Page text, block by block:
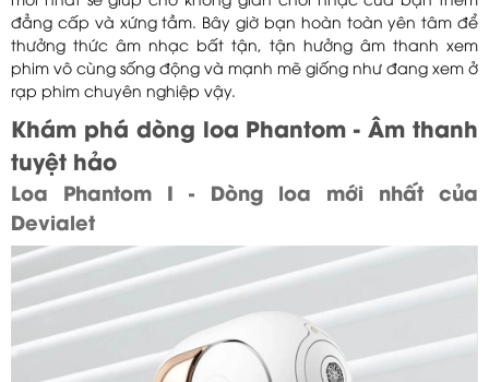
đẳng cấp và xứng tầm. Bây giờ bạn hoàn toàn yên tâm để
thưởng thức âm nhạc bất tận, tận hưởng âm thanh xem
phim vô cùng sống động và mạnh mẽ giống như đang xem ở
rạp phim chuyên nghiệp vậy.
Khám phá dòng loa Phantom - Âm thanh
tuyệt hảo
Loa Phantom I - Dòng loa mới nhất của
Devialet